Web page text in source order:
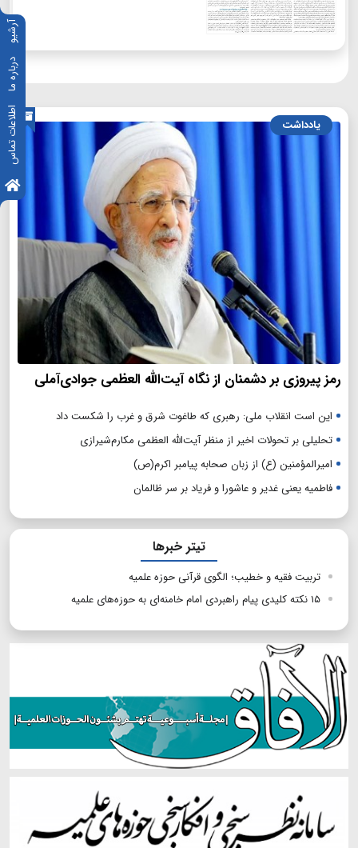
آرشیو
درباره ما
اطلاعات تماس یادداشت
رمز پیروزی بر دشمنان از نگاه آیت‌الله العظمی جوادی‌آملی
این است انقلاب ملی: رهبری که طاغوت شرق و غرب را شکست داد
تحلیلی بر تحولات اخیر از منظر آیت‌الله العظمی مکارم‌شیرازی
امیرالمؤمنین (ع) از زبان صحابه پیامبر اکرم(ص)
فاطمیه یعنی غدیر و عاشورا و فریاد بر سر ظالمان
تیتر خبرها
تربیت فقیه و خطیب؛ الگوی قرآنی حوزه علمیه
۱۵ نکته کلیدی پیام راهبردی امام خامنه‌ای به حوزه‌های علمیه